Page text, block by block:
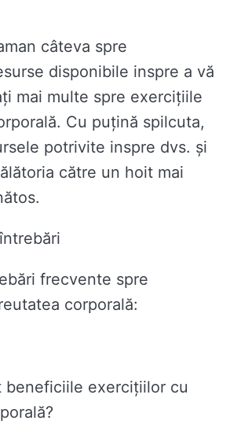
câteva spre
disponibile inspre a vă
mai multe spre exercițiile
Cu puțină spilcuta,
potrivite inspre dvs. și
către un hoit mai
frecvente spre
corporală:
beneficiile exercițiilor cu